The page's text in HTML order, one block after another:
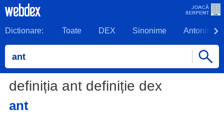
Dictionare: Toate DEX Sinonime Antonime
definiția ant definiție dex
ant